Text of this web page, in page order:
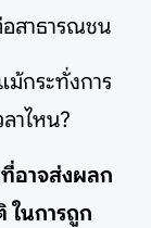
สาธารณชน
ม้กระทั่งการ
าไหน?
ที่อาจส่งผลก
นการถูก